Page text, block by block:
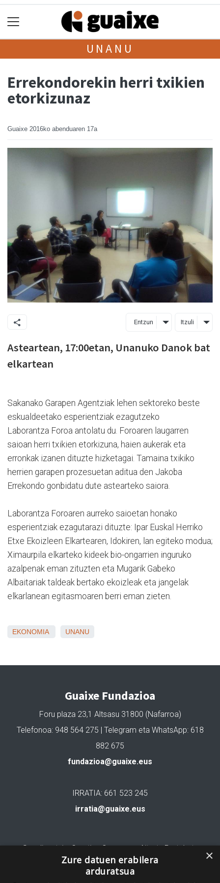
UNANU
Errekondorekin herri txikien
etorkizunaz
Guaixe 2016ko abenduaren 17a
Entzun Itzuli
Asteartean, 17:00etan, Unanuko Danok bat
elkartean
Sakanako Garapen Agentziak lehen sektoreko beste
eskualdeetako esperientziak ezagutzeko
Laborantza Foroa antolatu du. Foroaren laugarren
saioan herri txikien etorkizuna, haien aukerak eta
erronkak izanen dituzte hizketagai. Tamaina txikiko
herrien garapen prozesuetan aditua den Jakoba
Errekondo gonbidatu dute astearteko saiora.
Laborantza Foroaren aurreko saioetan honako
esperientziak ezagutarazi dituzte: Ipar Euskal Herriko
Etxe Ekoizleen Elkartearen, Idokiren, lan egiteko modua;
Ximaurpila elkarteko kideek bio-ongarrien inguruko
azalpenak eman zituzten eta Mugarik Gabeko
Albaitariak taldeak bertako ekoizleak eta jangelak
elkarlanean egitasmoaren berri eman zieten.
EKONOMIA UNANU
Guaixe Fundazioa
Foru plaza 23,1 Altsasu 31800 (Nafarroa)
Telefonoa: 948 564 275 | Telegram eta WhatsApp: 618
882 675
fundazioa@guaixe.eus
IRRATIA: 661 523 245
irratia@guaixe.eus
Gure lizentzia: Creative Commons Aitortu Partekatu
Codesyntaxek garatua
×
Zure datuen erabilera
arduratsua